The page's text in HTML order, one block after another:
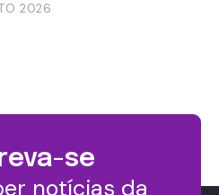
2026
se
notícias da